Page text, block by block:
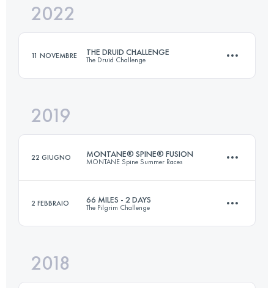
Accedi per visualizzare l'UTMB Index
2022
11 NOVEMBRE THE DRUID CHALLENGE
The Druid Challenge
138.8 KM2183 M+
Accedi per visualizzare l'UTMB Index
2019
22 GIUGNO MONTANE® SPINE® FUSION
MONTANE Spine Summer Races
Accedi per visualizzare l'UTMB Index
2 FEBBRAIO 66 MILES - 2 DAYS
The Pilgrim Challenge
106.6 KM2030 M+
2018